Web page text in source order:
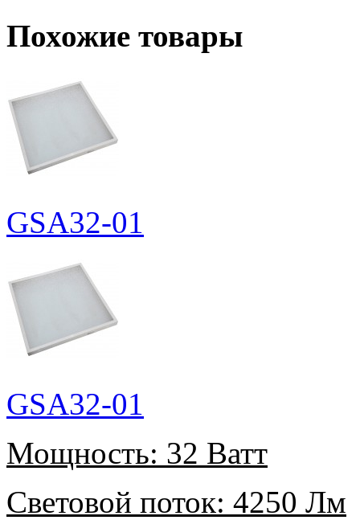
Похожие товары
GSA32-01
GSA32-01
Мощность: 32 Ватт
Световой поток: 4250 Лм